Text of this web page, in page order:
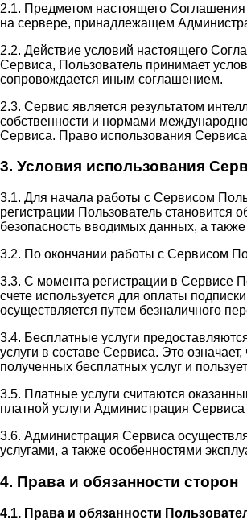
2.1. Предметом настоящего
на сервере, принадлежащем
2.2. Действие условий настоящего
Сервиса, Пользователь принимает
сопровождается иным соглашением.
2.3. Сервис является результатом
собственности и нормами
Сервиса. Право использования
3. Условия использования
3.1. Для начала работы с Сервисом
регистрации Пользователь становится
безопасность вводимых данных, а
3.2. По окончании работы с Сервисом
3.3. С момента регистрации в Сервисе
счете используется для оплаты
осуществляется путем безналичного
3.4. Бесплатные услуги
услуги в составе Сервиса. Это
полученных бесплатных услуг и
3.5. Платные услуги считаются
платной услуги Администрация
3.6. Администрация Сервиса
услугами, а также особенностями
4. Права и обязанности сторон
4.1. Права и обязанности